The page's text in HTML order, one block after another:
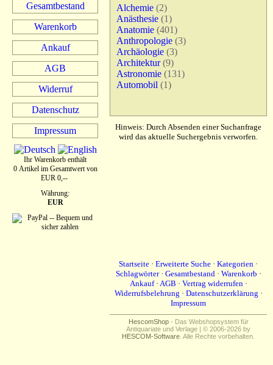
Gesamtbestand
Warenkorb
Ankauf
AGB
Widerruf
Datenschutz
Impressum
Ihr Warenkorb enthält
0 Artikel im Gesamtwert von
EUR 0,--
Währung:
EUR
Alchemie (2)
Anästhesie (1)
Anatomie (401)
Anthropologie (3)
Archäologie (3)
Architektur (9)
Astronomie (131)
Automobil (1)
Hinweis: Durch Absenden einer Suchanfrage
wird das aktuelle Suchergebnis verworfen.
Startseite · Erweiterte Suche · Kategorien ·
Schlagwörter· Gesamtbestand· Warenkorb ·
Ankauf· AGB · Vertrag widerrufen·
Widerrufsbelehrung · Datenschutzerklärung ·
Impressum
HescomShop- Das Webshopsystem für
Antiquariate und Verlage | © 2006-2026 by
HESCOM-Software . Alle Rechte vorbehalten.